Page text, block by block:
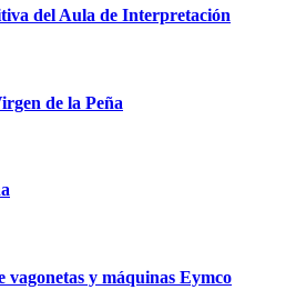
del Aula de Interpretación
de la Peña
y máquinas Eymco